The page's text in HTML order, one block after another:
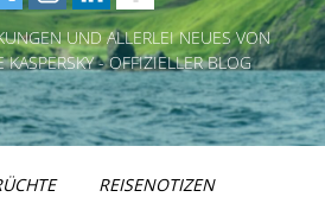
UND ALLERLEI NEUES VON
KASPERSKY - OFFIZIELLER BLOG
REISENOTIZEN